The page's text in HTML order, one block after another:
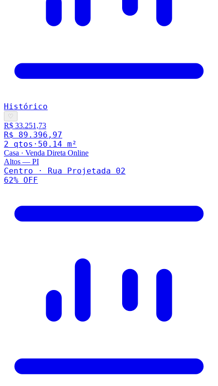
Histórico
♡
R$ 33.251,73
R$ 89.396,97
2 qtos · 50.14 m²
Casa · Venda Direta Online
Altos — PI
Centro · Rua Projetada 02
62% OFF